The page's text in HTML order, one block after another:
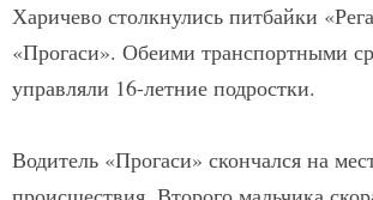
Харичево столкнулись питбайки
«Прогаси». Обеими транспортными
управляли 16-летние подростки.
Водитель «Прогаси» скончался на